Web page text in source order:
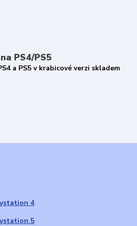
PS4/PS5
a PS5 v krabicové verzi skladem
4
5